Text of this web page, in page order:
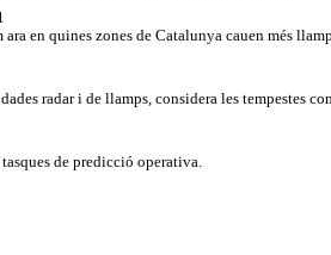
en quines zones de Catalunya cauen més
radar i de llamps, considera les tempestes
de predicció operativa.